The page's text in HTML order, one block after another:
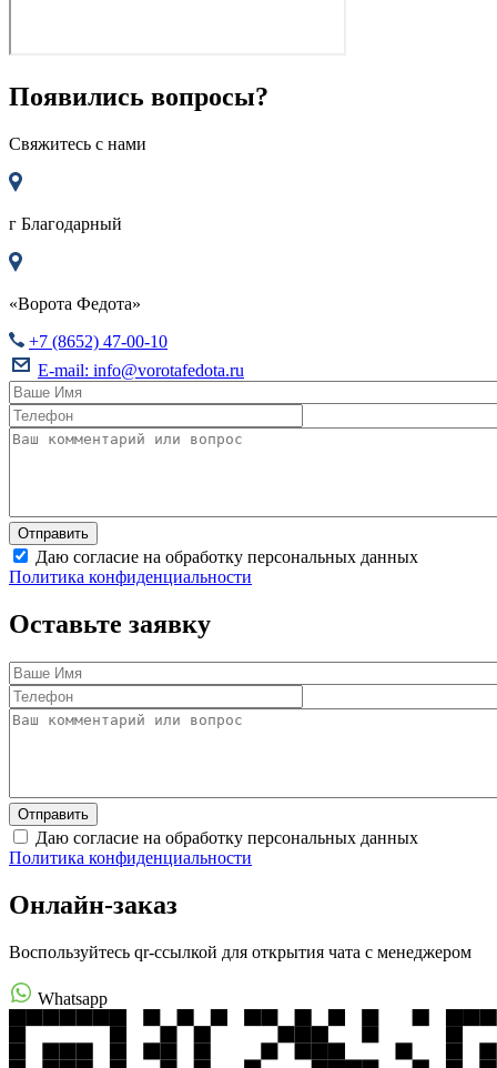
Появились вопросы?
Свяжитесь с нами
г Благодарный
«Ворота Федота»
+7 (8652) 47-00-10
E-mail: info@vorotafedota.ru
Даю согласие на обработку персональных данных
Политика конфиденциальности
Оставьте заявку
Даю согласие на обработку персональных данных
Политика конфиденциальности
Онлайн-заказ
Воспользуйтесь qr-ссылкой для открытия чата с менеджером
Whatsapp